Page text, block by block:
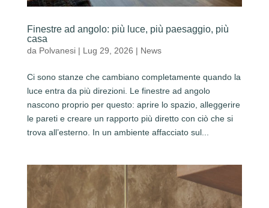
Finestre ad angolo: più luce, più paesaggio, più
casa
da Polvanesi| Lug 29, 2026 | News
Ci sono stanze che cambiano completamente quando la
luce entra da più direzioni. Le finestre ad angolo
nascono proprio per questo: aprire lo spazio, alleggerire
le pareti e creare un rapporto più diretto con ciò che si
trova all’esterno. In un ambiente affacciato sul...